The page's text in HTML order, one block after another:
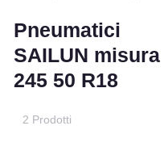
Pneumatici
SAILUN misura
245 50 R18
2 Prodotti